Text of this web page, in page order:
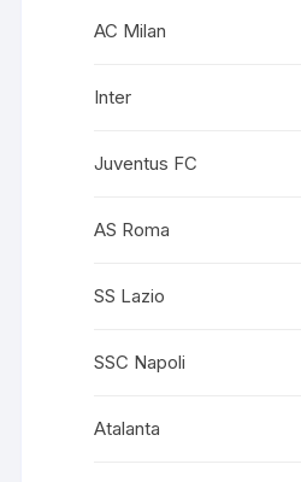
AC Milan
Inter
Juventus FC
AS Roma
SS Lazio
SSC Napoli
Atalanta